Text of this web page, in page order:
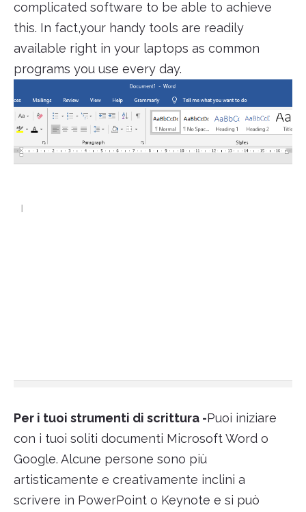
complicated software to be able to achieve
this. In fact,your handy tools are readily
available right in your laptops as common
programs you use every day.
Per i tuoi strumenti di scrittura -Puoi iniziare
con i tuoi soliti documenti Microsoft Word o
Google. Alcune persone sono più
artisticamente e creativamente inclini a
scrivere in PowerPoint o Keynote e si può